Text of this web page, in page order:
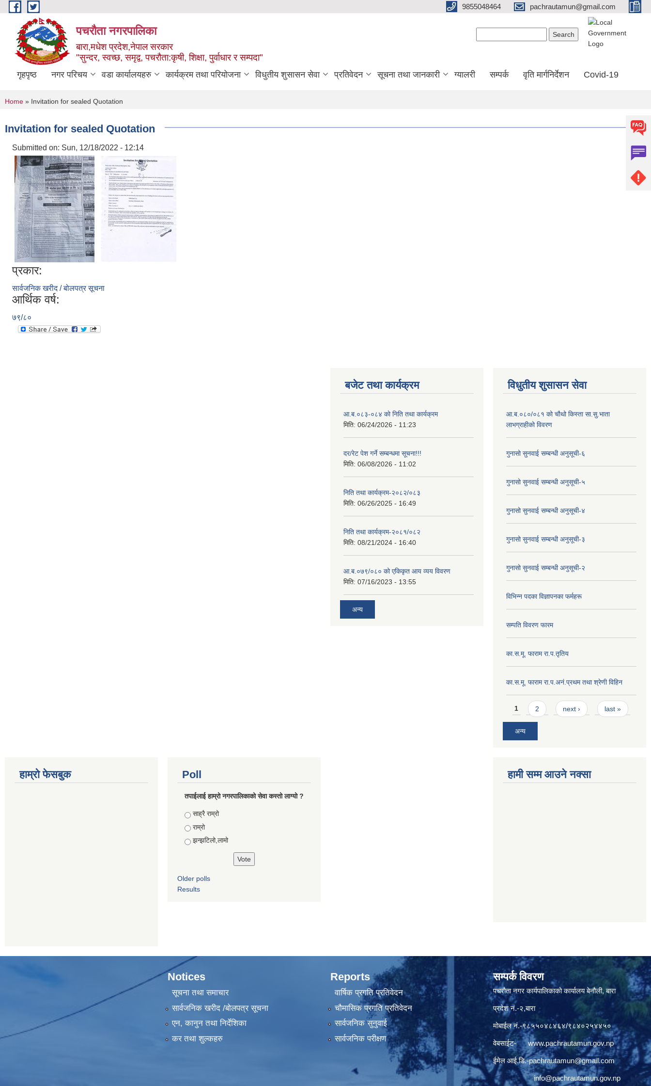
Skip to main content 9855048464 pachrautamun@gmail.com
पचरौता नगरपालिका
बारा,मधेश प्रदेश,नेपाल सरकार
"सुन्दर, स्वच्छ, समृद्व, पचरौता:कृषी, शिक्षा, पुर्वाधार र सम्पदा"
गृहपृष्ठ नगर परिचय वडा कार्यालयहरु कार्यक्रम तथा परियोजना विधुतीय शुसासन सेवा प्रतिवेदन सूचना तथा जानकारी ग्यालरी सम्पर्क वृति मार्गनिर्देशन Covid-19
You are here
Home » Invitation for sealed Quotation
Invitation for sealed Quotation
Submitted on: Sun, 12/18/2022 - 12:14
प्रकार:
सार्वजनिक खरीद / बोलपत्र सूचना
आर्थिक वर्ष:
७९/८०
बजेट तथा कार्यक्रम
आ.ब.०८३-०८४ काे निति तथा कार्यक्रम
मिति: 06/24/2026 - 11:23
दर/रेट पेश गर्ने सम्बन्धमा सूचना!!!
मिति: 06/08/2026 - 11:02
निति तथा कार्यक्रम-२०८२/०८३
मिति: 06/26/2025 - 16:49
निति तथा कार्यक्रम-२०८१/०८२
मिति: 08/21/2024 - 16:40
आ.ब.०७९/०८० को एकिकृत आय व्यय विवरण
मिति: 07/16/2023 - 13:55
अन्य
विधुतीय शुसासन सेवा
आ.ब.०८०/०८१ को चौथो किस्ता सा.सु.भाता
लाभग्राहीको विवरण
गुनासो सुनवाई सम्बन्धी अनुसूची-६
गुनासो सुनवाई सम्बन्धी अनुसूची-५
गुनासो सुनवाई सम्बन्धी अनुसूची-४
गुनासो सुनवाई सम्बन्धी अनुसूची-३
गुनासो सुनवाई सम्बन्धी अनुसूची-२
विभिन्न पदका विज्ञापनका फर्महरू
सम्पति विवरण फारम
का.स.मू. फाराम रा.प.तृतिय
का.स.मू. फाराम रा.प.अनं.प्रथम तथा श्रेणी विहिन
Pages
1 2 next › last »
अन्य
हाम्रो फेसबुक Poll
तपाईलाई हाम्रो नगरपालिकाको सेवा कस्तो लाग्यो ?
Choices
साह्रै राम्रो
राम्रो
झन्झटिलो,लामो
Older polls
Results
हामी सम्म आउने नक्सा
Notices
सूचना तथा समाचार
सार्वजनिक खरीद /बोलपत्र सूचना
एन, कानुन तथा निर्देशिका
कर तथा शुल्कहरु
Reports
वार्षिक प्रगति प्रतिवेदन
चौमासिक प्रगति प्रतिवेदन
सार्वजनिक सुनुवाई
सार्वजनिक परीक्षण
सम्पर्क विवरण
पचरौता नगर कार्यपालिकाको कार्यालय बेनौली, बारा
प्रदेश नं.-२,बारा
मोबाईल नं.-९८५५०४८४६४/९८४०२५४४५०
वेबसाईट-www.pachrautamun.gov.np
ईमेल आई.डि.-pachrautamun@gmail.com
info@pachrautamun.gov.np